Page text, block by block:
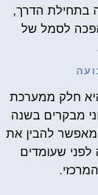
בתחילת הדרך,
לסמל של
חלק ממערכת
מבקרים בשנה
מאפשר להבין את
לפני שעומדים